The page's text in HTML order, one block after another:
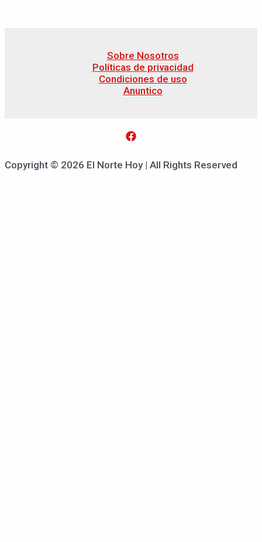
Sobre Nosotros
Políticas de privacidad
Condiciones de uso
Anuntico
Copyright © 2026 El Norte Hoy | All Rights Reserved